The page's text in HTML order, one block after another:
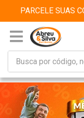
PARCELE SUAS